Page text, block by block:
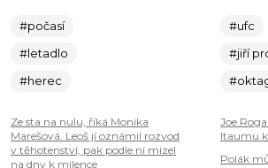
#počasí
#letadlo
#herec
Ze sta na nulu, říká Monika
Marešová. Leoš jí oznámil rozvod
v těhotenství, pak podle ní mizel
na dny k milence
#ufc
#jiří
Joe
Itaumu
Polák